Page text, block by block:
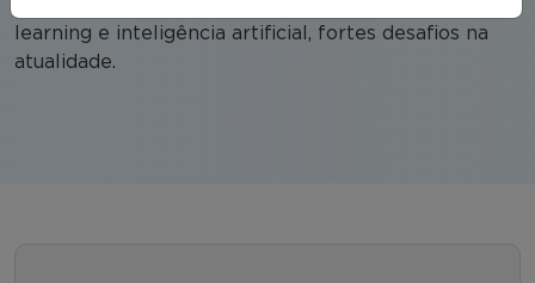
learning e inteligência artificial, fortes desafios na
atualidade.